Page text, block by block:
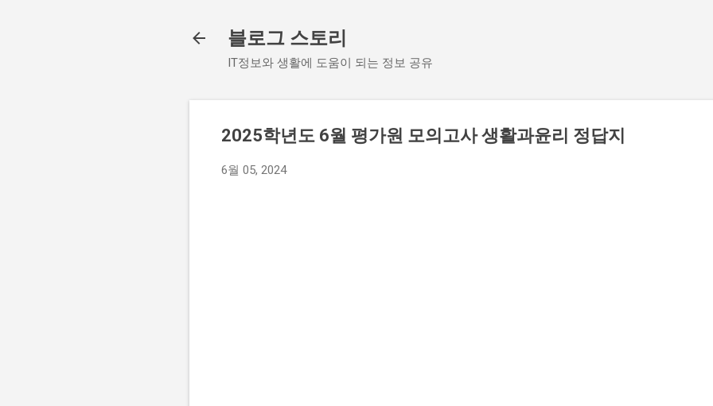
블로그 스토리
IT정보와 생활에 도움이 되는 정보 공유
2025학년도 6월 평가원 모의고사 생활과윤리 정답지
6월 05, 2024